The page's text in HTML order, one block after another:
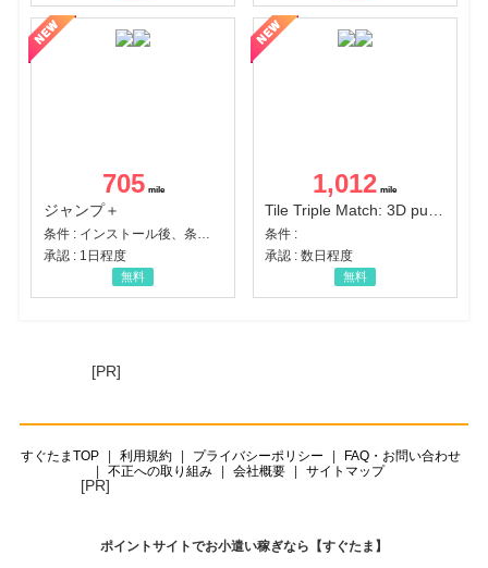
705
ジャンプ＋
承認 : 1日程度
無料
1,012
条件 :
承認 : 数日程度
無料
[PR]
すぐたまTOP 利用規約 プライバシーポリシー
FAQ・お問い合わせ
不正への取り組み
会社概要 サイトマップ
[PR]
ポイントサイトでお小遣い稼ぎなら【すぐたま】